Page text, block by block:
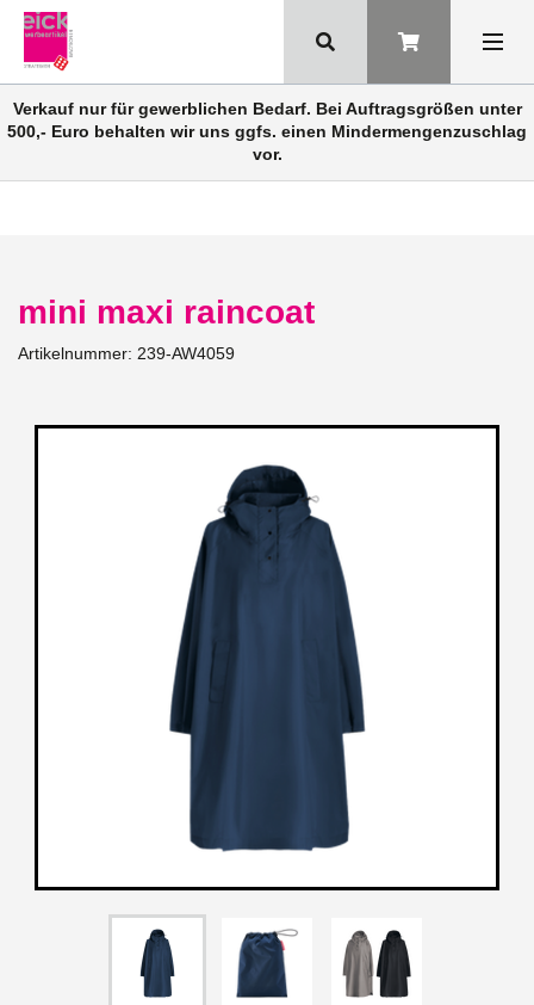
Verkauf nur für gewerblichen Bedarf. Bei Auftragsgrößen unter
500,- Euro behalten wir uns ggfs. einen Mindermengenzuschlag
vor.
mini maxi raincoat
Artikelnummer: 239-AW4059